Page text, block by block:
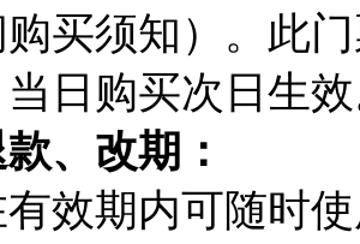
买须知）。此
日购买次日生
、改期：
效期内可随时